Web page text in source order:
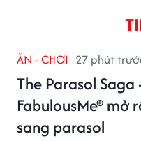
ĂN - CHƠI 27 phút
The Parasol
FabulousMe®
sang parasol